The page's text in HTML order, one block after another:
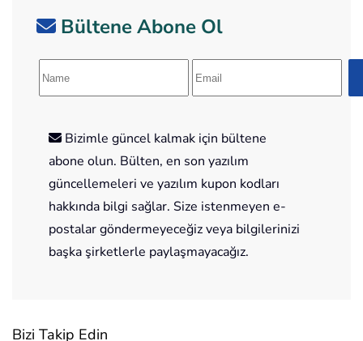
Bültene Abone Ol
Bizimle güncel kalmak için bültene
abone olun. Bülten, en son yazılım
güncellemeleri ve yazılım kupon kodları
hakkında bilgi sağlar. Size istenmeyen e-
postalar göndermeyeceğiz veya bilgilerinizi
başka şirketlerle paylaşmayacağız.
Bizi Takip Edin